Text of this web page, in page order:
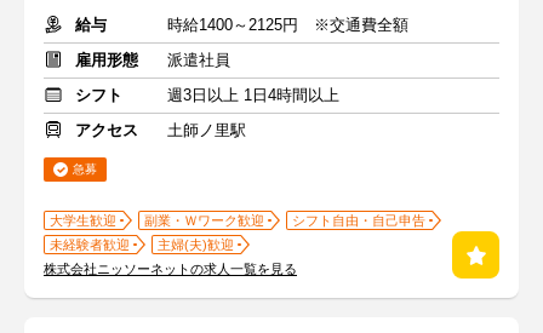
給与
時給1400～2125円 ※交通費全額
雇用形態
派遣社員
シフト
週3日以上 1日4時間以上
アクセス
土師ノ里駅
急募
大学生歓迎 副業・Ｗワーク歓迎
シフト自由・自己申告
未経験者歓迎
主婦(夫)歓迎
株式会社ニッソーネットの求人一覧を見る